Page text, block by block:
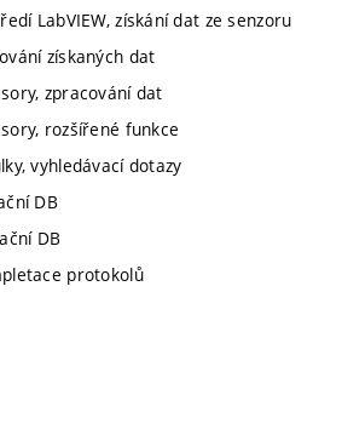
LabVIEW, získání dat ze senzoru
získaných dat
zpracování dat
rozšířené funkce
vyhledávací dotazy
DB
DB
protokolů